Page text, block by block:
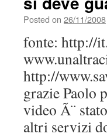
Posted on 26/11/2008
fonte: http://
http://
grazie Paolo
video Ã¨
altri servizi